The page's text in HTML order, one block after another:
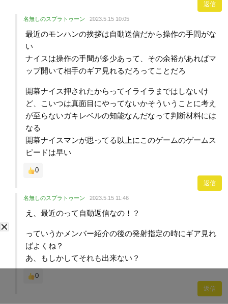
返信
名無しのスプラトゥーン 2023.5.15 10:05
最近のモンハンの挨拶は自動送信だから操作の手間がな
い
ナイスは操作の手間が多少あって、その余裕があればマ
ップ開いて相手のギア見れるだろってことだろ
開幕ナイス押されたからってイライラまではしないけ
ど、こいつは真面目にやってないかそういうことに考え
が至らないガキレベルの知能なんだなって判断材料には
なる
開幕ナイスマンが思ってる以上にこのゲームのゲームス
ピードは早い
0
返信
名無しのスプラトゥーン 2023.5.15 11:46
え、最近のって自動返信なの！？
っていうかメンバー紹介の後の発射指定の時にギア見れ
ばよくね？
あ、もしかしてそれも出来ない？
0
返信